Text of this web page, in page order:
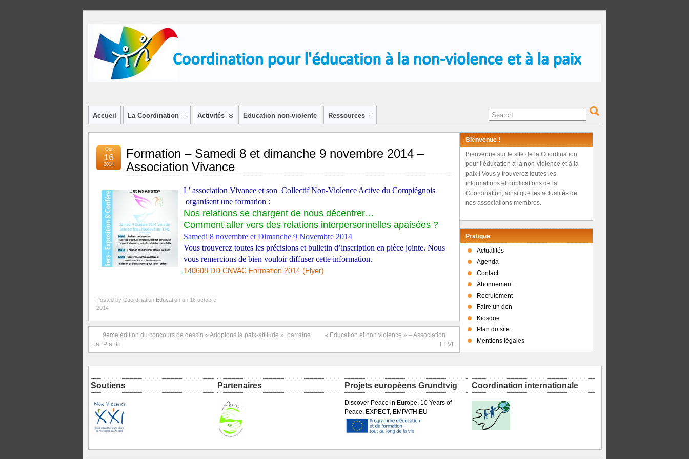
Accueil La Coordination Activités Education non-violente Ressources
Formation – Samedi 8 et dimanche 9 novembre 2014 –
Association Vivance
Oct
16
2014
L’ association Vivance et son Collectif Non-Violence Active du Compiégnois
organisent une formation :
Nos relations se chargent de nous décentrer…
Comment aller vers des relations interpersonnelles apaisées ?
Samedi 8 novembre et Dimanche 9 Novembre 2014
Vous trouverez toutes les précisions et bulletin d’inscription en pièce jointe. Nous
vous remercions de bien vouloir diffuser cette information.
140608 DD CNVAC Formation 2014 (Flyer)
Posted by Coordination Education on 16 octobre
2014
9ème édition du concours de dessin « Adoptons la paix-attitude », parrainé
par Plantu
« Education et non violence » – Association
FEVE
Bienvenue !
Bienvenue sur le site de la Coordination
pour l’éducation à la non-violence et à la
paix ! Vous y trouverez toutes les
informations et publications de la
Coordination, ainsi que les actualités de
nos associations membres.
Pratique
Actualités
Agenda
Contact
Abonnement
Recrutement
Faire un don
Kiosque
Plan du site
Mentions légales
Soutiens Partenaires Projets européens Grundtvig
Discover Peace in Europe, 10 Years of
Peace, EXPECT, EMPATH.EU
Coordination internationale